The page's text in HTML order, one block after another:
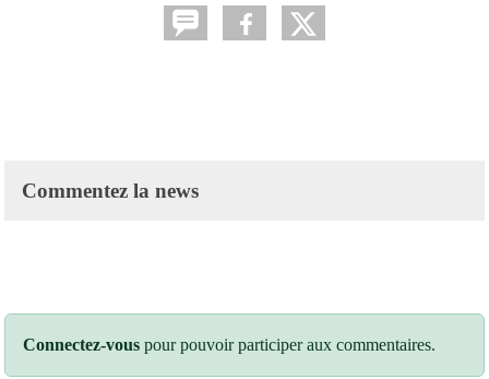
Commentez la news
Connectez-vous pour pouvoir participer aux commentaires.